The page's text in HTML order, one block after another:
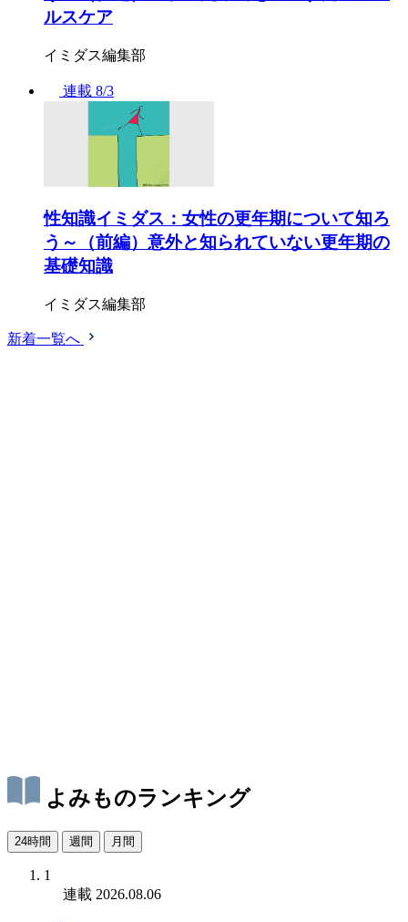
ルスケア
イミダス編集部
連載 8/3
性知識イミダス：女性の更年期について知ろ
う～（前編）意外と知られていない更年期の
基礎知識
イミダス編集部
新着一覧へ
よみものランキング
24時間 週間 月間
1
連載 2026.08.06